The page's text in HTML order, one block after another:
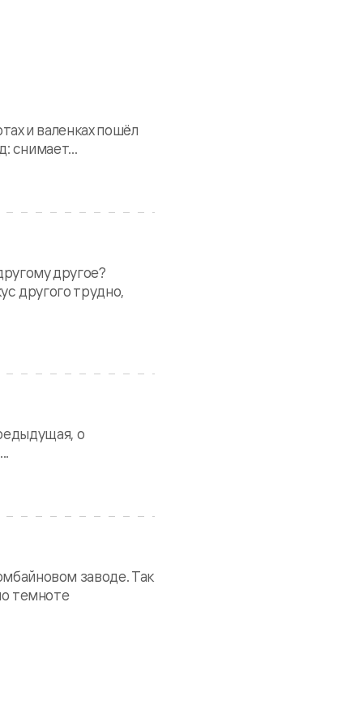
и валенках пошёл
снимает...
другое?
другого трудно,
о
заводе. Так
темноте